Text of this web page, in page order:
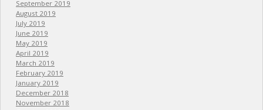
September 2019
August 2019
July 2019
June 2019
May 2019
April 2019
March 2019
February 2019
January 2019
December 2018
November 2018